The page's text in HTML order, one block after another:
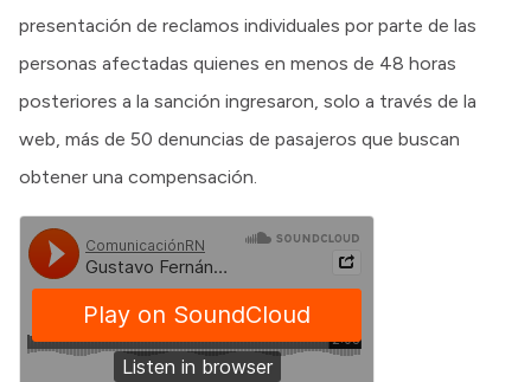
presentación de reclamos individuales por parte de las
personas afectadas quienes en menos de 48 horas
posteriores a la sanción ingresaron, solo a través de la
web, más de 50 denuncias de pasajeros que buscan
obtener una compensación.